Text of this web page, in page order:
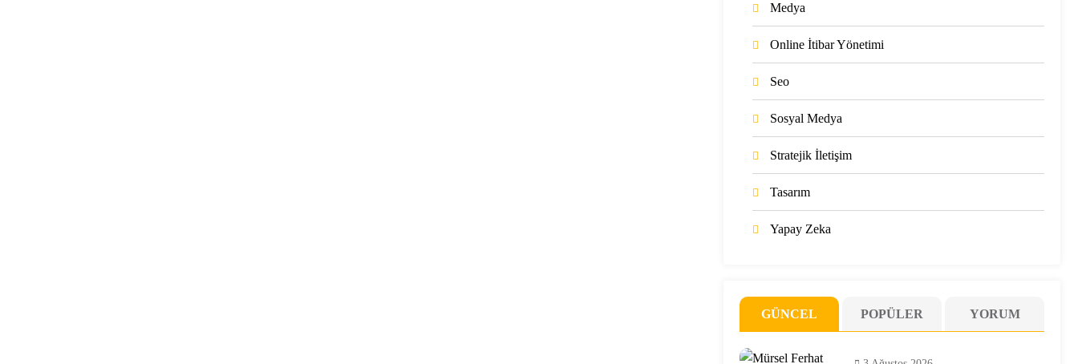
Medya
Online İtibar Yönetimi
Seo
Sosyal Medya
Stratejik İletişim
Tasarım
Yapay Zeka
GÜNCEL POPÜLER YORUM